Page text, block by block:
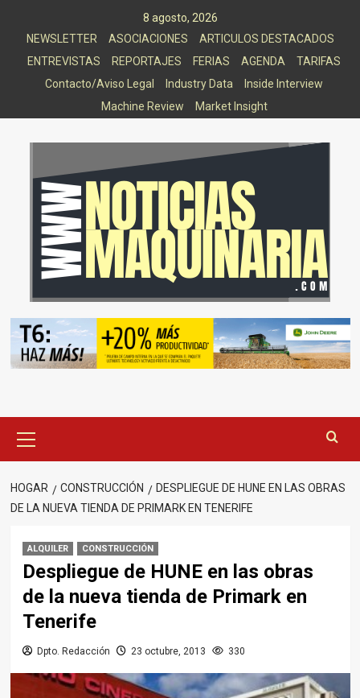
8 agosto, 2026
NEWSLETTER
ASOCIACIONES
ARTICULOS DESTACADOS
ENTREVISTAS
REPORTAJES FERIAS AGENDA
TARIFAS
Contacto/Aviso Legal
Industry Data
Inside Interview
Machine Review
Market Insight
principal
HOGAR CONSTRUCCIÓN
DESPLIEGUE DE HUNE EN LAS OBRAS
DE LA NUEVA TIENDA DE PRIMARK EN TENERIFE
ALQUILER CONSTRUCCIÓN
Despliegue de HUNE en las obras
de la nueva tienda de Primark en
Tenerife
Dpto. Redacción 23 octubre, 2013 330